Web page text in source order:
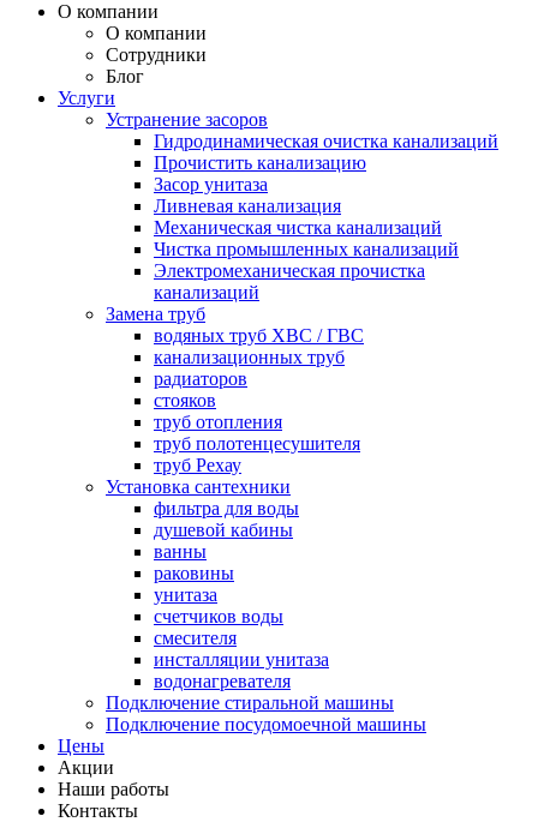
О компании
О компании
Сотрудники
Блог
Услуги
Устранение засоров
Гидродинамическая очистка канализаций
Прочистить канализацию
Засор унитаза
Ливневая канализация
Механическая чистка канализаций
Чистка промышленных канализаций
Электромеханическая прочистка
канализаций
Замена труб
водяных труб ХВС / ГВС
канализационных труб
радиаторов
стояков
труб отопления
труб полотенцесушителя
труб Рехау
Установка сантехники
фильтра для воды
душевой кабины
ванны
раковины
унитаза
счетчиков воды
смесителя
инсталляции унитаза
водонагревателя
Подключение стиральной машины
Подключение посудомоечной машины
Цены
Акции
Наши работы
Контакты